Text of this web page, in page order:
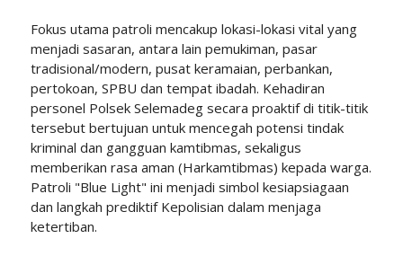
Fokus utama patroli mencakup lokasi-lokasi vital yang
menjadi sasaran, antara lain pemukiman, pasar
tradisional/modern, pusat keramaian, perbankan,
pertokoan, SPBU dan tempat ibadah. Kehadiran
personel Polsek Selemadeg secara proaktif di titik-titik
tersebut bertujuan untuk mencegah potensi tindak
kriminal dan gangguan kamtibmas, sekaligus
memberikan rasa aman (Harkamtibmas) kepada warga.
Patroli "Blue Light" ini menjadi simbol kesiapsiagaan
dan langkah prediktif Kepolisian dalam menjaga
ketertiban.